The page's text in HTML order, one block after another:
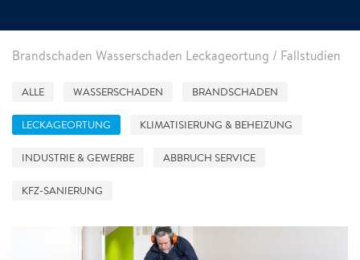
Brandschaden Wasserschaden Leckageortung / Fallstudien
ALLE WASSERSCHADEN BRANDSCHADEN
LECKAGEORTUNG KLIMATISIERUNG & BEHEIZUNG
INDUSTRIE & GEWERBE ABBRUCH SERVICE
KFZ-SANIERUNG